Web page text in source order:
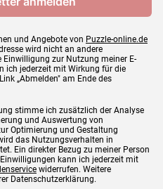
und Angebote von Puzzle-online.de
wird nicht an andere
Einwilligung zur Nutzung meiner E-
ich jederzeit mit Wirkung für die
„Abmelden" am Ende des
stimme ich zusätzlich der Analyse
und Auswertung von
Optimierung und Gestaltung
das Nutzungsverhalten in
Ein direkter Bezug zu meiner Person
kann ich jederzeit mit
widerrufen. Weitere
Datenschutzerklärung.